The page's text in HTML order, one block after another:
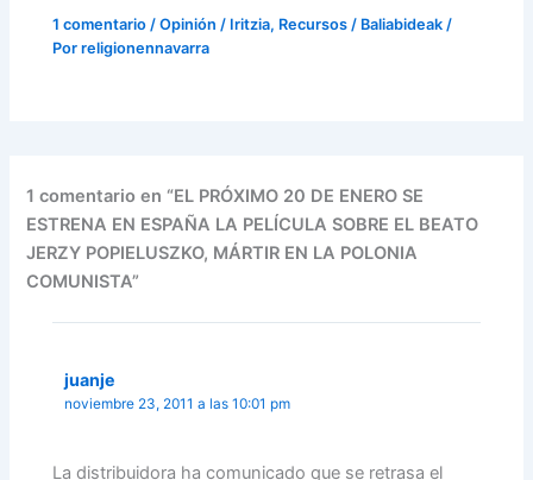
1 comentario /Opinión / Iritzia, Recursos / Baliabideak /
Porreligionennavarra
1 comentario en “EL PRÓXIMO 20 DE ENERO SE
ESTRENA EN ESPAÑA LA PELÍCULA SOBRE EL BEATO
JERZY POPIELUSZKO, MÁRTIR EN LA POLONIA
COMUNISTA”
juanje
noviembre 23, 2011 a las 10:01 pm
La distribuidora ha comunicado que se retrasa el